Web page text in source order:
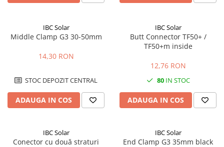
IBC Solar
Middle Clamp G3 30-50mm
14,30 RON
STOC DEPOZIT CENTRAL
ADAUGA IN COS
IBC Solar
Butt Connector TF50+ /
TF50+m inside
12,76 RON
80IN STOC
ADAUGA IN COS
IBC Solar
Conector cu două straturi
IBC Solar
End Clamp G3 35mm black